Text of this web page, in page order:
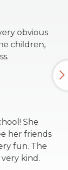
obvious
children,
She
her friends
fun. The
kind.